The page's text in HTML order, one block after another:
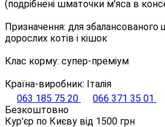
(подрібнені шматочки м'яса в
Призначення: для збалансованого
дорослих котів і кішок
Клас корму: супер-преміум
Країна-виробник: Італія
063 185 75 20
066 371 35 01
Безкоштовно
Кур'єр по Києву від 1500 грн